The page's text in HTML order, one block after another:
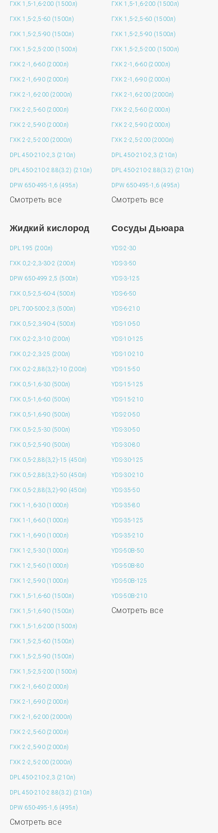
ГХК 1,5-1,6-200 (1500л)
ГХК 1,5-2,5-60 (1500л)
ГХК 1,5-2,5-90 (1500л)
ГХК 1,5-2,5-200 (1500л)
ГХК 2-1,6-60 (2000л)
ГХК 2-1,6-90 (2000л)
ГХК 2-1,6-200 (2000л)
ГХК 2-2,5-60 (2000л)
ГХК 2-2,5-90 (2000л)
ГХК 2-2,5-200 (2000л)
DPL 450-210-2,3 (210л)
DPL 450-210-2.88(3.2) (210л)
DPW 650-495-1,6 (495л)
Смотреть все
ГХК 1,5-1,6-200 (1500л)
ГХК 1,5-2,5-60 (1500л)
ГХК 1,5-2,5-90 (1500л)
ГХК 1,5-2,5-200 (1500л)
ГХК 2-1,6-60 (2000л)
ГХК 2-1,6-90 (2000л)
ГХК 2-1,6-200 (2000л)
ГХК 2-2,5-60 (2000л)
ГХК 2-2,5-90 (2000л)
ГХК 2-2,5-200 (2000л)
DPL 450-210-2,3 (210л)
DPL 450-210-2.88(3.2) (210л)
DPW 650-495-1,6 (495л)
Смотреть все
Жидкий кислород
DPL 195 (200л)
ГХК 0,2-2,3-30-2 (200л)
DPW 650-499 2,5 (500л)
ГХК 0,5-2,5-60-4 (500л)
DPL 700-500-2,3 (500л)
ГХК 0,5-2,3-90-4 (500л)
ГХК 0,2-2,3-10 (200л)
ГХК 0,2-2,3-25 (200л)
ГХК 0,2-2,88(3,2)-10 (200л)
ГХК 0,5-1,6-30 (500л)
ГХК 0,5-1,6-60 (500л)
ГХК 0,5-1,6-90 (500л)
ГХК 0,5-2,5-30 (500л)
ГХК 0,5-2,5-90 (500л)
ГХК 0,5-2,88(3,2)-15 (450л)
ГХК 0,5-2,88(3,2)-50 (450л)
ГХК 0,5-2,88(3,2)-90 (450л)
ГХК 1-1,6-30 (1000л)
ГХК 1-1,6-60 (1000л)
ГХК 1-1,6-90 (1000л)
ГХК 1-2,5-30 (1000л)
ГХК 1-2,5-60 (1000л)
ГХК 1-2,5-90 (1000л)
ГХК 1,5-1,6-60 (1500л)
ГХК 1,5-1,6-90 (1500л)
ГХК 1,5-1,6-200 (1500л)
ГХК 1,5-2,5-60 (1500л)
ГХК 1,5-2,5-90 (1500л)
ГХК 1,5-2,5-200 (1500л)
ГХК 2-1,6-60 (2000л)
ГХК 2-1,6-90 (2000л)
ГХК 2-1,6-200 (2000л)
ГХК 2-2,5-60 (2000л)
ГХК 2-2,5-90 (2000л)
ГХК 2-2,5-200 (2000л)
DPL 450-210-2,3 (210л)
DPL 450-210-2.88(3.2) (210л)
DPW 650-495-1,6 (495л)
Смотреть все
Сосуды Дьюара
YDS-2-30
YDS-3-50
YDS-3-125
YDS-6-50
YDS-6-210
YDS-10-50
YDS-10-125
YDS-10-210
YDS-15-50
YDS-15-125
YDS-15-210
YDS-20-50
YDS-30-50
YDS-30-80
YDS-30-125
YDS-30-210
YDS-35-50
YDS-35-80
YDS-35-125
YDS-35-210
YDS-50B-50
YDS-50B-80
YDS-50B-125
YDS-50B-210
Смотреть все